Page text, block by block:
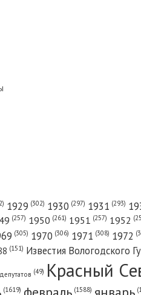
1929 (302) 1930 (297) 1931 (293)
(257) 1950 (261) 1951 (257) 1952
(305) 1970 (306) 1971 (308) 1972
(151) Известия Вологодского
(49) Красный
(1619) (1588)